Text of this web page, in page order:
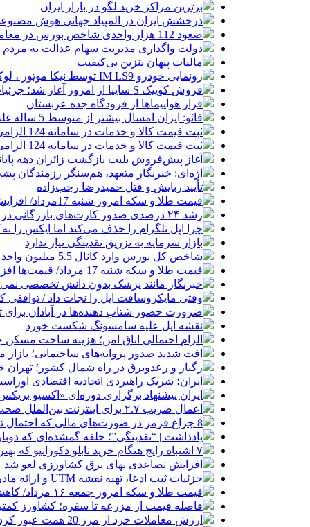
برترین مراکز خرید لگو در بازار ایران
درخشش ایران در المپیاد جهانی هوش
صعود 112 هزار واحدی شاخص بورس در معاملات امروز
دولت واگذاری مدیریت سهام عدالت به مردم
مالیات پنهان بنزین بی‌کیفیت
رونمایی خودرو IM LS9 توسط نیکا موتور ، لوکس ترین شاسی بلند EREV در ایران
فروش کوییک S سایپا از امروز آغاز شد؛ جزئیات ثبت‌نام و شرایط
فرار هواپیماها از فرودگاه جده عربستان
فائو: ایران امسال بیشتر از متوسط 5 ساله غله تولید می‌کند
ثبت قیمت کالا و خدمات در سامانه 124 الزامی شد
ثبت قیمت کالا و خدمات در سامانه 124 الزامی شد
آغاز پیش‌فروش بلیت بازگشت زائران دهه
اژه‌ای: خبرنگار متعهد، هم‌سنگر رزمندگان
تأیید ربایش و قتل حمیدرضا رجب‌زاده
قیمت طلا و سکه امروز شنبه 17مرداد/ افزایش همه قیمت ها + جدول و جزئیات
رشد ۲۴ درصدی صدور کارت‌های بازرگانی در گرگان
چرا اپل تلگرام را حذف می‌کند اما ایکس را
بازار سرمایه به تزریق نقدینگی نیاز ندارد
شاخص کل بورس وارد کانال 5.5 میلیون واحد شد
قیمت طلا و سکه شنبه 17 مرداد/ قیمت‌ها افزایشی
خبرنگار مانند پزشک بدون دانش تخصصی
وقتی مایکروسافت اپل را نجات داد /
ضرورت حضور شتاب ‌دهنده‌ها در آبادان
نقشه اپل علیه سامسونگ شکست خورد
الزام احتمالی اتاق امن؛ هزینه ساخت مسکن
افت شدید صدور پروانه‌های ساختمانی؛
رگبار و رعدوبرق در راه شمال کشور؛
ایران؛ شریک راهبردی اتحادیه اقتصادی
ایران پیشنهاد برگزاری دوره‌ای «اکسپو
اعمال ضریب ۲.۷ برای اینترنت بین‌الملل صحت دارد؟ / واکنش سازمان تنظیم مقررات
8 چراغ قرمز در صورت‌های مالی که احتمال تقلب را آشکار می‌کند
یادداشت | “نقدینگی”؛ حلقه گمشده‌ای که
۷ اشتباه رایج هنگام خرید تابلو دکوراتیو که بهتر است مرتکب نشوید
افزایش تصاعدی بهای برق کشاورزی لغو شد
جزئیات ثبت ادعا، تهیه نقشه UTM و ارائه مادر سند اعلام شد
قیمت طلا و سکه امروز جمعه ۱۶ مرداد/ کاهش قیمت ها+ جدول و جزییات
فاصله قیمت از مزرعه تا سفره؛ کشاورز
ارزش معاملات خرد از مرز 20 همت عبور کرد